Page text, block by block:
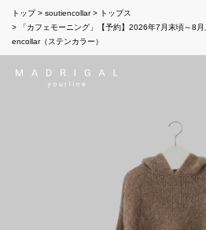
トップ soutiencollar
トップス
「カフェモーニング」【予約】2026年7月末頃～8
encollar（ステンカラー）